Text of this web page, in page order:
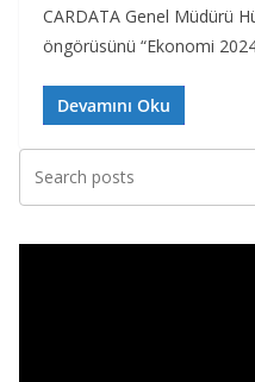
CARDATA Genel Müdürü
öngörüsünü “Ekonomi
Devamını Oku